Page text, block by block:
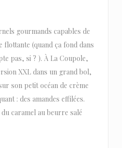
gourmands capables de
flottante (quand ça fond dans
pas, si ? ). À La Coupole,
XXL dans un grand bol,
son petit océan de crème
: des amandes effilées.
caramel au beurre salé